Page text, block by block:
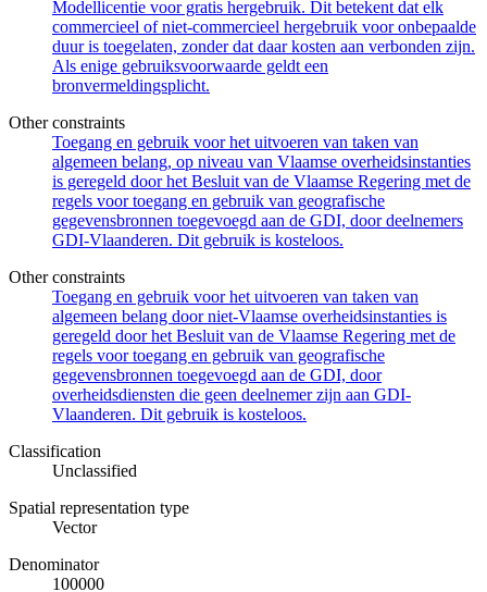
Modellicentie voor gratis hergebruik. Dit betekent dat elk
commercieel of niet-commercieel hergebruik voor onbepaalde
duur is toegelaten, zonder dat daar kosten aan verbonden zijn.
Als enige gebruiksvoorwaarde geldt een
bronvermeldingsplicht.
Other constraints
Toegang en gebruik voor het uitvoeren van taken van
algemeen belang, op niveau van Vlaamse overheidsinstanties
is geregeld door het Besluit van de Vlaamse Regering met de
regels voor toegang en gebruik van geografische
gegevensbronnen toegevoegd aan de GDI, door deelnemers
GDI-Vlaanderen. Dit gebruik is kosteloos.
Other constraints
Toegang en gebruik voor het uitvoeren van taken van
algemeen belang door niet-Vlaamse overheidsinstanties is
geregeld door het Besluit van de Vlaamse Regering met de
regels voor toegang en gebruik van geografische
gegevensbronnen toegevoegd aan de GDI, door
overheidsdiensten die geen deelnemer zijn aan GDI-
Vlaanderen. Dit gebruik is kosteloos.
Classification
Unclassified
Spatial representation type
Vector
Denominator
100000